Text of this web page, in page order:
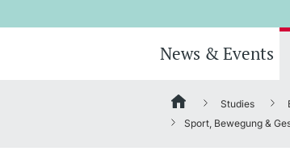
Donors
News & Events
Studies
Sport, Bewegung &